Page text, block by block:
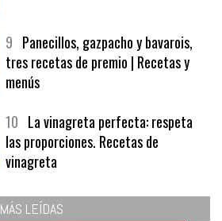
9 Panecillos, gazpacho y bavarois,
tres recetas de premio | Recetas y
menús
10 La vinagreta perfecta: respeta
las proporciones. Recetas de
vinagreta
MÁS LEÍDAS